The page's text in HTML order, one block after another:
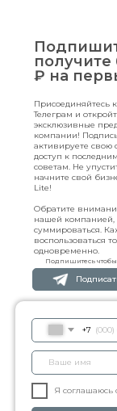
получите
₽ на
Подпишитесь
Присоединяйтесь
Телеграм и
эксклюзивные
компании!
активируете свою
доступ к
советам. Не
начните свой
Lite!
Обратите
нашей компанией,
суммироваться.
воспользоваться
одновременно.
+7
Я соглашаюсь